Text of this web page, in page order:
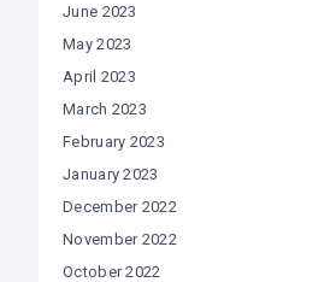
June 2023
May 2023
April 2023
March 2023
February 2023
January 2023
December 2022
November 2022
October 2022